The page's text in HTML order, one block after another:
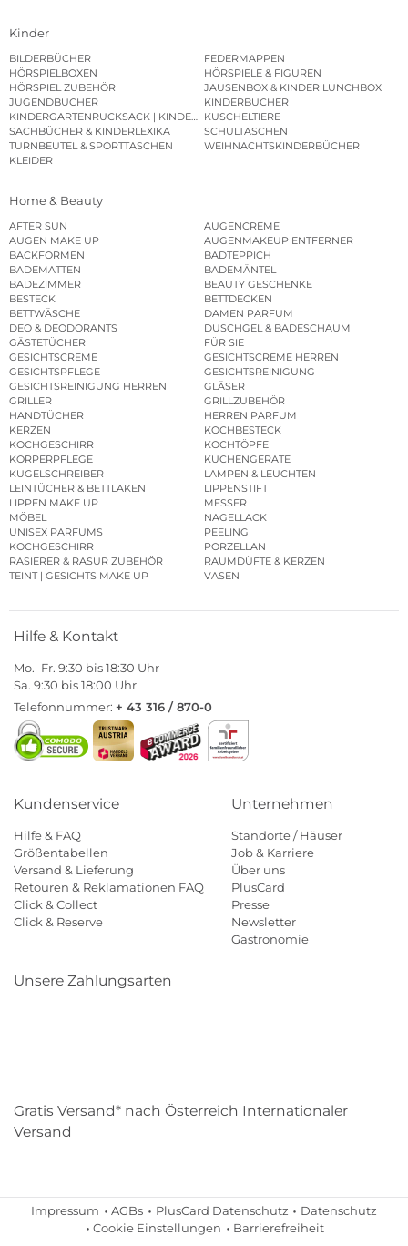
Kinder
BILDERBÜCHER
FEDERMAPPEN
HÖRSPIELBOXEN
HÖRSPIELE & FIGUREN
HÖRSPIEL ZUBEHÖR
JAUSENBOX & KINDER LUNCHBOX
JUGENDBÜCHER
KINDERBÜCHER
KINDERGARTENRUCKSACK | KINDERGARTENBEUTEL
KUSCHELTIERE
SACHBÜCHER & KINDERLEXIKA
SCHULTASCHEN
TURNBEUTEL & SPORTTASCHEN
WEIHNACHTSKINDERBÜCHER
KLEIDER
Home & Beauty
AFTER SUN
AUGENCREME
AUGEN MAKE UP
AUGENMAKEUP ENTFERNER
BACKFORMEN
BADTEPPICH
BADEMATTEN
BADEMÄNTEL
BADEZIMMER
BEAUTY GESCHENKE
BESTECK
BETTDECKEN
BETTWÄSCHE
DAMEN PARFUM
DEO & DEODORANTS
DUSCHGEL & BADESCHAUM
GÄSTETÜCHER
FÜR SIE
GESICHTSCREME
GESICHTSCREME HERREN
GESICHTSPFLEGE
GESICHTSREINIGUNG
GESICHTSREINIGUNG HERREN
GLÄSER
GRILLER
GRILLZUBEHÖR
HANDTÜCHER
HERREN PARFUM
KERZEN
KOCHBESTECK
KOCHGESCHIRR
KOCHTÖPFE
KÖRPERPFLEGE
KÜCHENGERÄTE
KUGELSCHREIBER
LAMPEN & LEUCHTEN
LEINTÜCHER & BETTLAKEN
LIPPENSTIFT
LIPPEN MAKE UP
MESSER
MÖBEL
NAGELLACK
UNISEX PARFUMS
PEELING
KOCHGESCHIRR
PORZELLAN
RASIERER & RASUR ZUBEHÖR
RAUMDÜFTE & KERZEN
TEINT | GESICHTS MAKE UP
VASEN
Hilfe & Kontakt
Mo.–Fr. 9:30 bis 18:30 Uhr
Sa. 9:30 bis 18:00 Uhr
Telefonnummer: + 43 316 / 870-0
Kundenservice
Hilfe & FAQ
Größentabellen
Versand & Lieferung
Retouren & Reklamationen FAQ
Click & Collect
Click & Reserve
Unternehmen
Standorte / Häuser
Job & Karriere
Über uns
PlusCard
Presse
Newsletter
Gastronomie
Unsere Zahlungsarten
Gratis Versand* nach Österreich Internationaler
Versand
Impressum AGBs PlusCard Datenschutz
Datenschutz
Cookie Einstellungen
Barrierefreiheit